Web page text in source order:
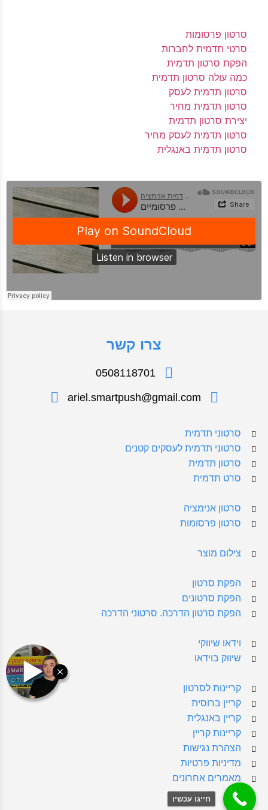
סרטון פרסומות
סרטי תדמית לחברות
הפקת סרטון תדמית
כמה עולה סרטון תדמית
סרטון תדמית לעסק
סרטון תדמית מחיר
יצירת סרטון תדמית
סרטון תדמית לעסק מחיר
סרטון תדמית באנגלית
צרו קשר
0508118701
ariel.smartpush@gmail.com
סרטוני תדמית
סרטוני תדמית לעסקים קטנים
סרטון תדמית
סרט תדמית
סרטון אנימציה
סרטון פרסומות
צילום מוצר
הפקת סרטון
הפקת סרטונים
הפקת סרטון הדרכה. סרטוני הדרכה
וידאו שיווקי
שיווק בוידאו
קריינות לסרטון
קריין ברוסית
קריין באנגלית
קריינות קריין
הצהרת נגישות
מדיניות פרטיות
מאמרים אחרונים
חייגו עכשיו